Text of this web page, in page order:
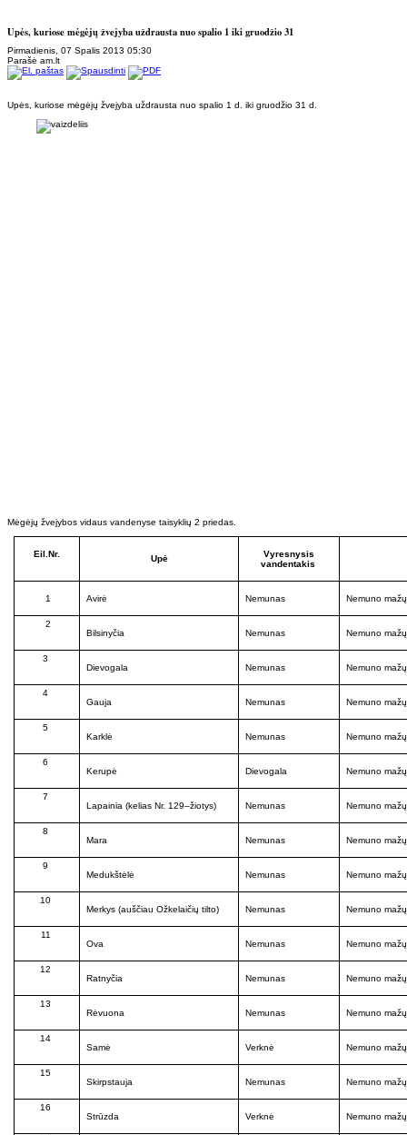
Upės, kuriose mėgėjų žvejyba uždrausta nuo spalio 1 iki gruodžio 31
Pirmadienis, 07 Spalis 2013 05:30
Parašė am.lt
Upės, kuriose mėgėjų žvejyba uždrausta nuo spalio 1 d. iki gruodžio 31 d.
Mėgėjų žvejybos vidaus vandenyse taisyklių 2 priedas.
Eil.Nr. Upė
Vyresnysis
vandentakis
1 Avirė Nemunas Nemuno
2
Bilsinyčia
Nemunas Nemuno
3
Dievogala
Nemunas Nemuno
4
Gauja
Nemunas Nemuno
5
Karklė
Nemunas Nemuno
6
Kerupė
Dievogala Nemuno
7
Lapainia (kelias Nr. 129–žiotys)
Nemunas Nemuno
8
Mara
Nemunas Nemuno
9
Medukštėlė
Nemunas Nemuno
10
Merkys (auščiau Ožkelaičių tilto)
Nemunas Nemuno
11
Ova
Nemunas Nemuno
12
Ratnyčia
Nemunas Nemuno
13
Rėvuona
Nemunas Nemuno
14
Samė
Verknė Nemuno
15
Skirpstauja
Nemunas Nemuno
16
Strūzda
Verknė Nemuno